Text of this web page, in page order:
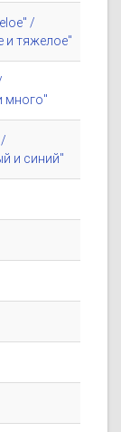
/
и тяжелое"
много"
и синий"